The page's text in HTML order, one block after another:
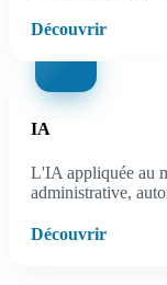
Découvrir
IA
L'IA appliquée au
administrative,
Découvrir